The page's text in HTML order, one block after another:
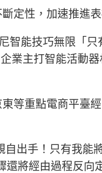
定性，加速推進
智能技巧無限「
業主打智能活動
等重點電商平臺
出手！只有我
還將經由過程反向